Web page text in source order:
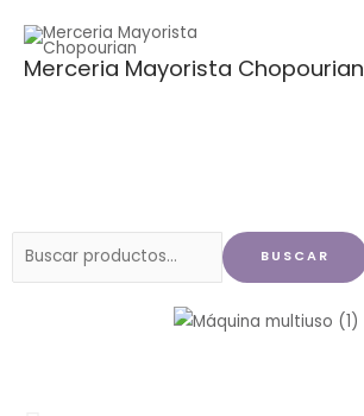
contenido
Merceria Mayorista Chopourian
Buscar
BUSCAR